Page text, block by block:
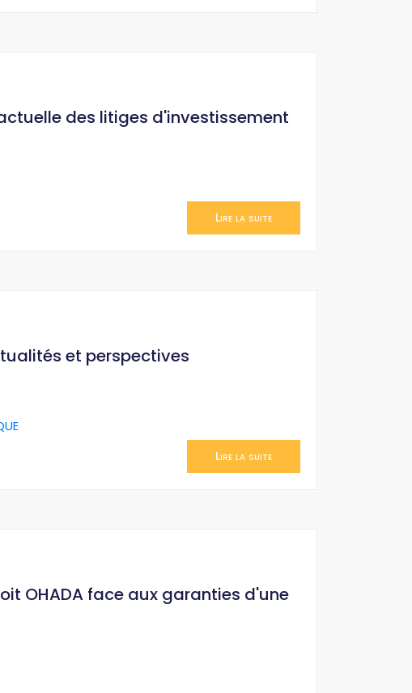
des litiges d'investissement
Lire la suite
et perspectives
Lire la suite
OHADA face aux garanties d'une